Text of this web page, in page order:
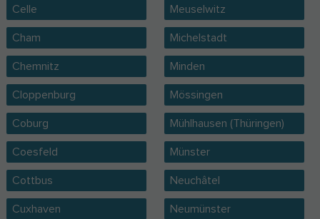
Celle
Cham
Chemnitz
Cloppenburg
Coburg
Coesfeld
Cottbus
Cuxhaven
Meuselwitz
Michelstadt
Minden
Mössingen
Mühlhausen (Thüringen)
Münster
Neuchâtel
Neumünster